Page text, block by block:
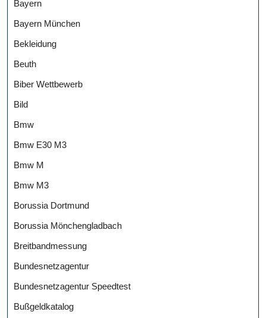
Bayern
Bayern München
Bekleidung
Beuth
Biber Wettbewerb
Bild
Bmw
Bmw E30 M3
Bmw M
Bmw M3
Borussia Dortmund
Borussia Mönchengladbach
Breitbandmessung
Bundesnetzagentur
Bundesnetzagentur Speedtest
Bußgeldkatalog